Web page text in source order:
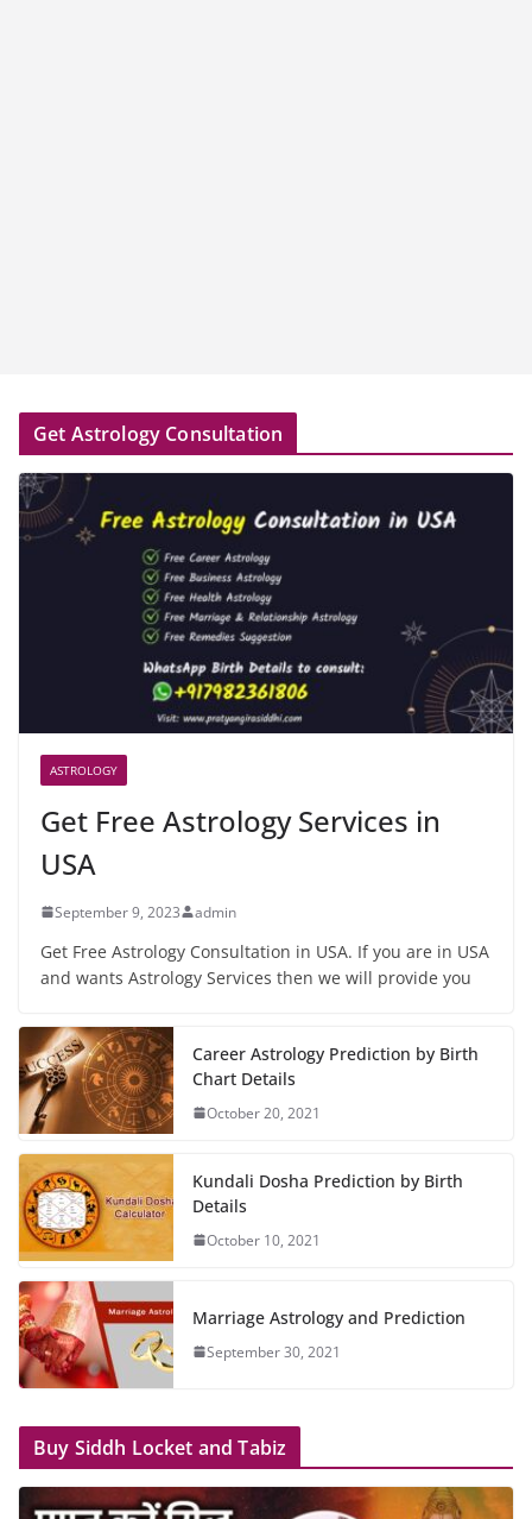
Get Astrology Consultation
ASTROLOGY
Get Free Astrology Services in
USA
September 9, 2023 admin
Get Free Astrology Consultation in USA. If you are in USA
and wants Astrology Services then we will provide you
Career Astrology Prediction by Birth
Chart Details
October 20, 2021
Kundali Dosha Prediction by Birth
Details
October 10, 2021
Marriage Astrology and Prediction
September 30, 2021
Buy Siddh Locket and Tabiz